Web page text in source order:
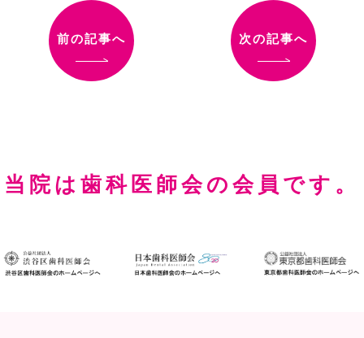
前の記事へ 次の記事へ
当院は歯科医師会の会員です。